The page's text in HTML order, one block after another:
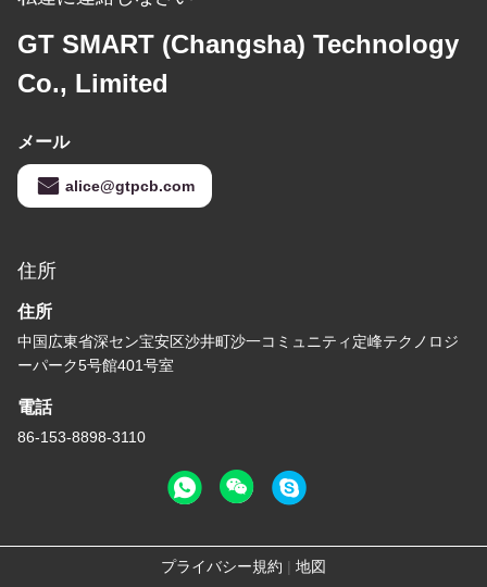
GT SMART (Changsha) Technology
Co., Limited
メール
alice@gtpcb.com
住所
住所
中国広東省深セン宝安区沙井町沙一コミュニティ定峰テクノロジ
ーパーク5号館401号室
電話
86-153-8898-3110
プライバシー規約 | 地図